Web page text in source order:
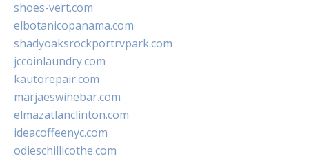
shoes-vert.com
elbotanicopanama.com
shadyoaksrockportrvpark.com
jccoinlaundry.com
kautorepair.com
marjaeswinebar.com
elmazatlanclinton.com
ideacoffeenyc.com
odieschillicothe.com